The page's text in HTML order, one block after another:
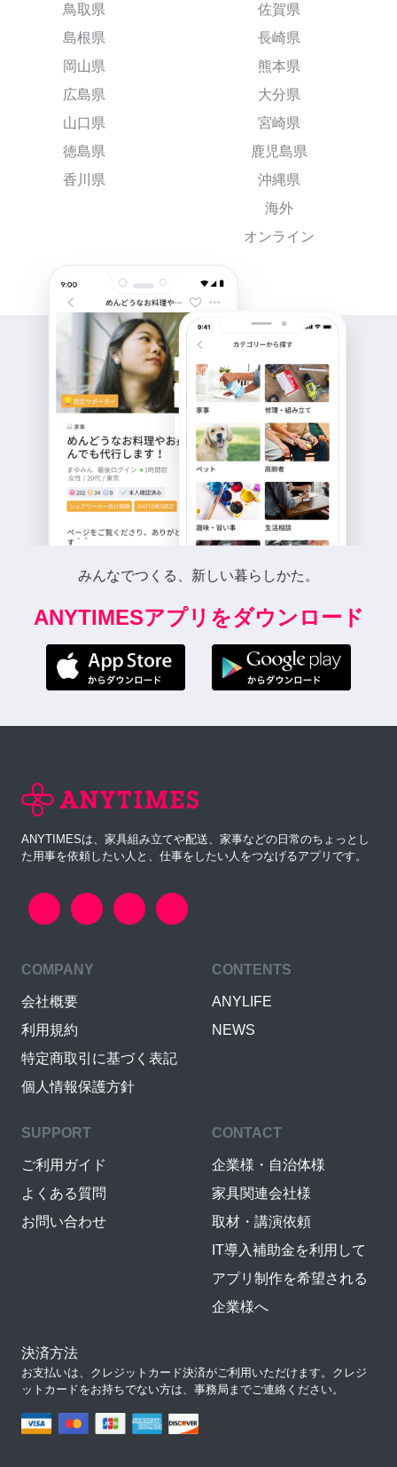
鳥取県
島根県
岡山県
広島県
山口県
徳島県
香川県
佐賀県
長崎県
熊本県
大分県
宮崎県
鹿児島県
沖縄県
海外
オンライン
みんなでつくる、新しい暮らしかた。
ANYTIMESアプリをダウンロード
ANYTIMESは、家具組み立てや配送、家事などの日常のちょっとし
た用事を依頼したい人と、仕事をしたい人をつなげるアプリです。
COMPANY
会社概要
利用規約
特定商取引に基づく表記
個人情報保護方針
CONTENTS
ANYLIFE
NEWS
SUPPORT
ご利用ガイド
よくある質問
お問い合わせ
CONTACT
企業様・自治体様
家具関連会社様
取材・講演依頼
IT導入補助金を利用して
アプリ制作を希望される
企業様へ
決済方法
お支払いは、クレジットカード決済がご利用いただけます。クレジ
ットカードをお持ちでない方は、事務局までご連絡ください。